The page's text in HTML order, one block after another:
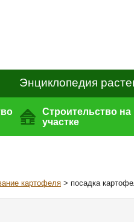
Энциклопедия
Строительство на
участке
картофеля > посадка